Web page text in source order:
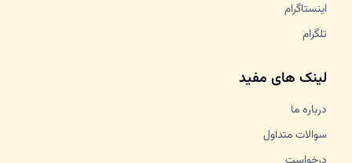
اینستاگرام
تلگرام
لینک های مفید
درباره ما
سوالات متداول